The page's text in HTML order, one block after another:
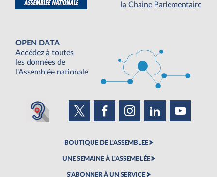
la Chaine Parlementaire
OPEN DATA
Accédez à toutes
les données de
l'Assemblée nationale
BOUTIQUE DE L'ASSEMBLEE
UNE SEMAINE À L'ASSEMBLÉE
S'ABONNER À UN SERVICE